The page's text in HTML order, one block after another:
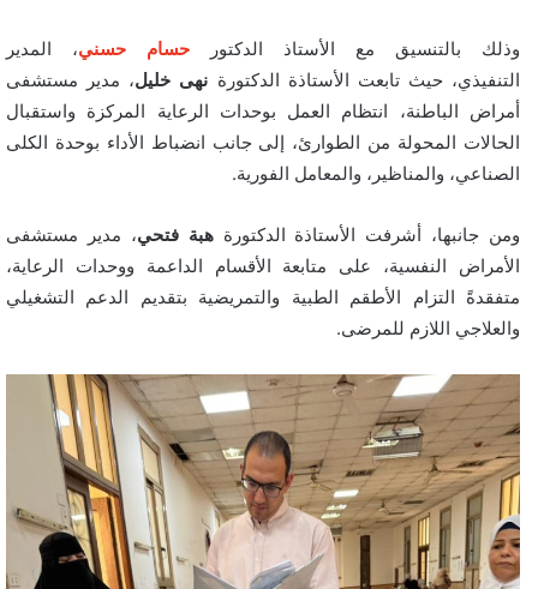
وذلك بالتنسيق مع الأستاذ الدكتور حسام حسني، المدير
التنفيذي، حيث تابعت الأستاذة الدكتورة نهى خليل، مدير مستشفى
أمراض الباطنة، انتظام العمل بوحدات الرعاية المركزة واستقبال
الحالات المحولة من الطوارئ، إلى جانب انضباط الأداء بوحدة الكلى
الصناعي، والمناظير، والمعامل الفورية.
ومن جانبها، أشرفت الأستاذة الدكتورةهبة فتحي، مدير مستشفى
الأمراض النفسية، على متابعة الأقسام الداعمة ووحدات الرعاية،
متفقدةً التزام الأطقم الطبية والتمريضية بتقديم الدعم التشغيلي
والعلاجي اللازم للمرضى.